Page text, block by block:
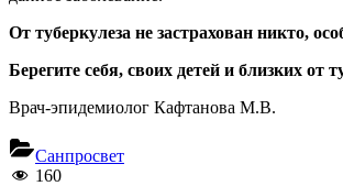
От туберкулеза не застрахован никто,
Берегите себя, своих детей и близких от
Врач-эпидемиолог Кафтанова М.В.
Санпросвет
160